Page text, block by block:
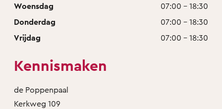
Woensdag
07:00 - 18:30
Donderdag
07:00 - 18:30
Vrijdag
07:00 - 18:30
Kennismaken
de Poppenpaal
Kerkweg 109